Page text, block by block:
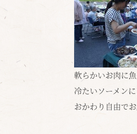
軟らかいお肉に
冷たいソーメン
おかわり自由で